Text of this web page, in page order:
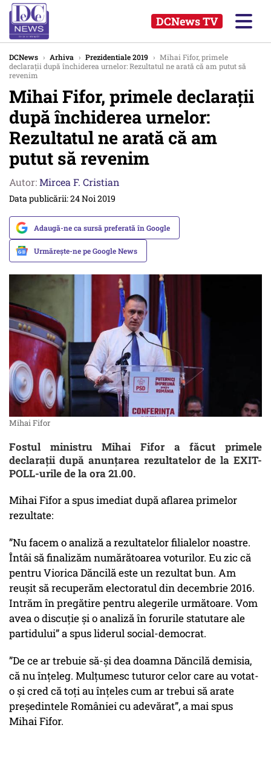
DCNews TV
DCNews › Arhiva › Prezidentiale 2019 › Mihai Fifor, primele
declarații după închiderea urnelor: Rezultatul ne arată că am putut să
revenim
Mihai Fifor, primele declarații
după închiderea urnelor:
Rezultatul ne arată că am
putut să revenim
Autor:Mircea F. Cristian
Data publicării: 24 Noi 2019
Adaugă-ne ca sursă preferată în Google
Urmărește-ne pe Google News
Mihai Fifor
Fostul ministru Mihai Fifor a făcut primele
declarații după anunțarea rezultatelor de la EXIT-
POLL-urile de la ora 21.00.
Mihai Fifor a spus imediat după aflarea primelor
rezultate:
”Nu facem o analiză a rezultatelor filialelor noastre.
Întâi să finalizăm numărătoarea voturilor. Eu zic că
pentru Viorica Dăncilă este un rezultat bun. Am
reușit să recuperăm electoratul din decembrie 2016.
Intrăm în pregătire pentru alegerile următoare. Vom
avea o discuție și o analiză în forurile statutare ale
partidului” a spus liderul social-democrat.
”De ce ar trebuie să-și dea doamna Dăncilă demisia,
că nu înțeleg. Mulțumesc tuturor celor care au votat-
o și cred că toți au înțeles cum ar trebui să arate
președintele României cu adevărat”, a mai spus
Mihai Fifor.